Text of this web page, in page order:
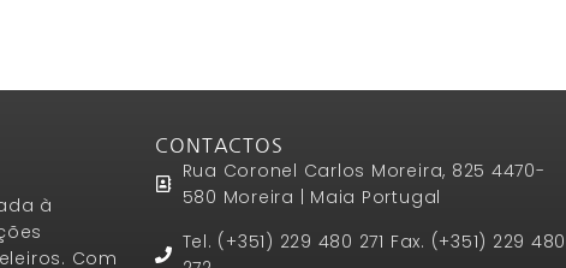
à
Com
CONTACTOS
Rua Coronel Carlos Moreira, 825 4470-
580 Moreira | Maia Portugal
Tel. (+351) 229 480 271 Fax. (+351) 229 480